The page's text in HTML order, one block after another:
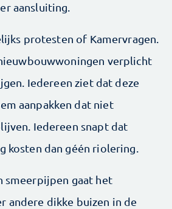
aansluiting.
protesten of Kamervragen.
verplicht
Iedereen ziet dat deze
aanpakken dat niet
Iedereen snapt dat
kosten dan géén riolering.
smeer­pijpen gaat het
andere dikke buizen in de